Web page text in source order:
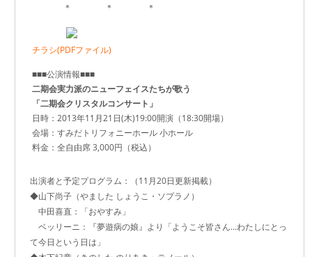
＊ ＊ ＊
チラシ(PDFファイル)
■■■公演情報■■■
二期会実力派のニューフェイスたちが歌う
「二期会クリスタルコンサート」
日時：2013年11月21日(木)19:00開演（18:30開場）
会場：すみだトリフォニーホール 小ホール
料金：全自由席 3,000円（税込）
出演者と予定プログラム：（11月20日更新掲載）
◆山下尚子（やました しょうこ・ソプラノ）
中田喜直：「おやすみ」
ベッリーニ：『夢遊病の娘』より「ようこそ皆さん…わたしにとっ
て今日という日は」